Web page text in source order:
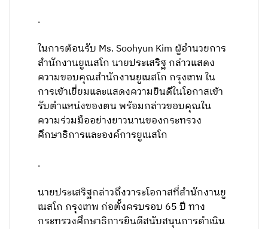
.
ในการต้อนรับ Ms. Soohyun Kim ผู้อำนวยการ
สำนักงานยูเนสโก นายประเสริฐ กล่าวแสดง
ความขอบคุณสำนักงานยูเนสโก กรุงเทพ ใน
การเข้าเยี่ยมและแสดงความยินดีในโอกาสเข้า
รับตำแหน่งของตน พร้อมกล่าวขอบคุณใน
ความร่วมมืออย่างยาวนานของกระทรวง
ศึกษาธิการและองค์การยูเนสโก
.
นายประเสริฐกล่าวถึงวาระโอกาสที่สำนักงานยู
เนสโก กรุงเทพ ก่อตั้งครบรอบ 65 ปี ทาง
กระทรวงศึกษาธิการยินดีสนับสนุนการดำเนิน